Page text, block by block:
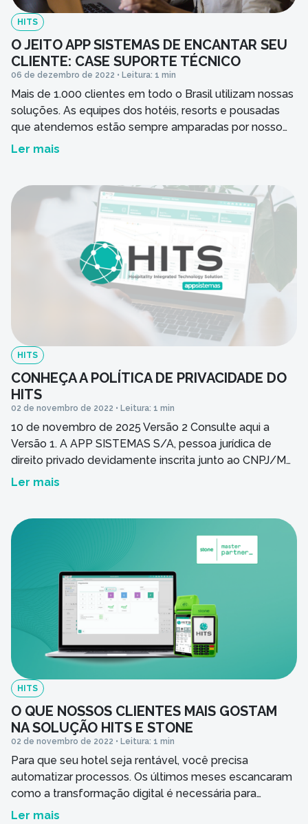
HITS
O JEITO APP SISTEMAS DE ENCANTAR SEU
CLIENTE: CASE SUPORTE TÉCNICO
06 de dezembro de 2022 • Leitura: 1 min
Mais de 1.000 clientes em todo o Brasil utilizam nossas
soluções. As equipes dos hotéis, resorts e pousadas
que atendemos estão sempre amparadas por nosso
Atendimento ao Cliente que funciona 24h, 7 dias da
lapidados e um time constantemente capacitado. […]
Ler mais
HITS
CONHEÇA A POLÍTICA DE PRIVACIDADE DO
HITS
02 de novembro de 2022 • Leitura: 1 min
10 de novembro de 2025 Versão 2 Consulte aqui a
Versão 1. A APP SISTEMAS S/A, pessoa jurídica de
direito privado devidamente inscrita junto ao CNPJ/MF
sob o nº 53.216.453/0001-16 com sede social à R.
comarca de São José […]
Ler mais
HITS
O QUE NOSSOS CLIENTES MAIS GOSTAM
NA SOLUÇÃO HITS E STONE
02 de novembro de 2022 • Leitura: 1 min
Para que seu hotel seja rentável, você precisa
automatizar processos. Os últimos meses escancaram
como a transformação digital é necessária para
negócios lucrativos e isso também se aplica à hotelaria.
Ler mais